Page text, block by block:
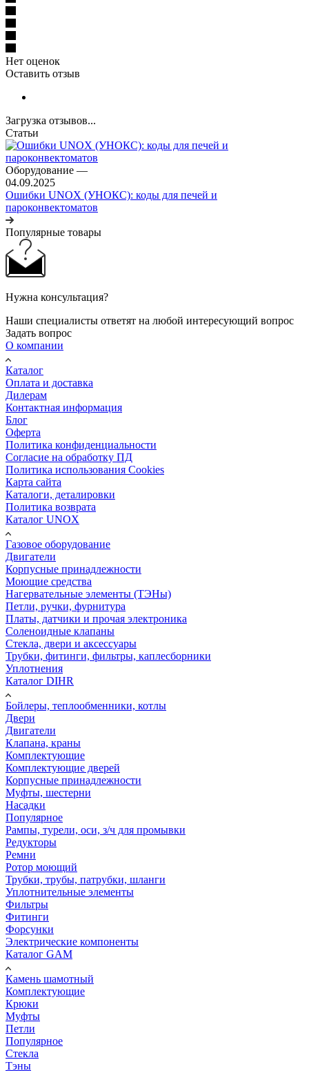
Нет оценок
Оставить отзыв
Загрузка отзывов...
Статьи
Оборудование —
04.09.2025
Ошибки UNOX (УНОКС): коды для печей и
пароконвектоматов
Популярные товары
Нужна консультация?
Наши специалисты ответят на любой интересующий вопрос
Задать вопрос
О компании
Каталог
Оплата и доставка
Дилерам
Контактная информация
Блог
Оферта
Политика конфиденциальности
Согласие на обработку ПД
Политика использования Cookies
Карта сайта
Каталоги, деталировки
Политика возврата
Каталог UNOX
Газовое оборудование
Двигатели
Корпусные принадлежности
Моющие средства
Нагервательные элементы (ТЭНы)
Петли, ручки, фурнитура
Платы, датчики и прочая электроника
Соленоидные клапаны
Стекла, двери и аксессуары
Трубки, фитинги, фильтры, каплесборники
Уплотнения
Каталог DIHR
Бойлеры, теплообменники, котлы
Двери
Двигатели
Клапана, краны
Комплектующие
Комплектующие дверей
Корпусные принадлежности
Муфты, шестерни
Насадки
Популярное
Рампы, турели, оси, з/ч для промывки
Редукторы
Ремни
Ротор моющий
Трубки, трубы, патрубки, шланги
Уплотнительные элементы
Фильтры
Фитинги
Форсунки
Электрические компоненты
Каталог GAM
Камень шамотный
Комплектующие
Крюки
Муфты
Петли
Популярное
Стекла
Тэны